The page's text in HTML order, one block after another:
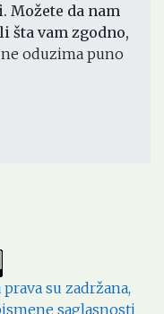
Možete da nam
šta vam zgodno,
oduzima puno
prava su zadržana,
saglasnosti